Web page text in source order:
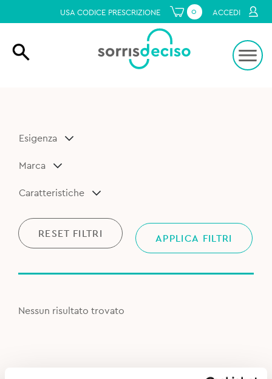
USA CODICE PRESCRIZIONE 0 ACCEDI
Esigenza
Marca
Caratteristiche
RESET FILTRI APPLICA FILTRI
Nessun risultato trovato